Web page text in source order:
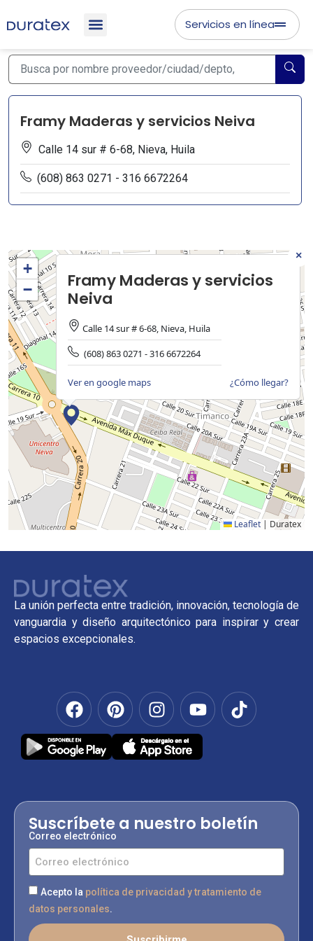
Servicios en línea
Framy Maderas y servicios
Neiva
Calle 14 sur # 6-68, Nieva, Huila
(608) 863 0271 - 316 6672264
Ver en google maps ¿Cómo llegar?
×
+
−
Leaflet | Duratex
Framy Maderas y servicios Neiva
Calle 14 sur # 6-68, Nieva, Huila
(608) 863 0271 - 316 6672264
La unión perfecta entre tradición, innovación, tecnología de
vanguardia y diseño arquitectónico para inspirar y crear
espacios excepcionales.
Suscríbete a nuestro boletín
Correo electrónico
Acepto la política de privacidad y tratamiento de
datos personales.